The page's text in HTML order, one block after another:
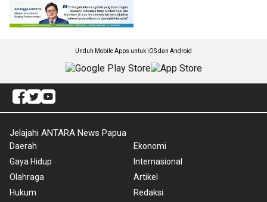
Unduh Mobile Apps untuk iOS dan Android
Jelajahi ANTARA News Papua
Daerah
Gaya Hidup
Olahraga
Hukum
Ekonomi
Internasional
Artikel
Redaksi